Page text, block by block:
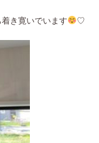
き寛いでいます ♡